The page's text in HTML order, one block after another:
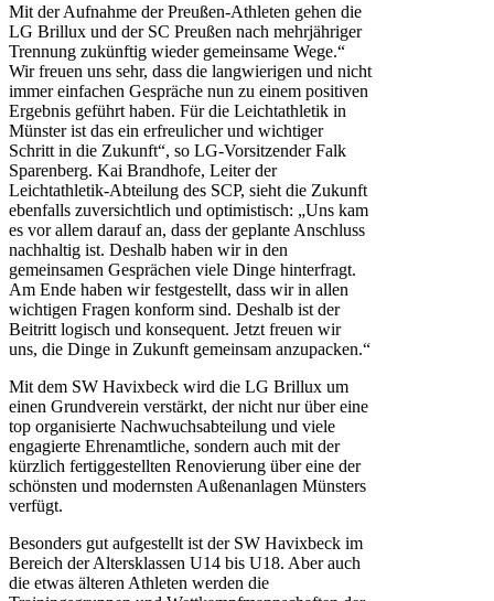
Mit der Aufnahme der Preußen-Athleten gehen die
LG Brillux und der SC Preußen nach mehrjähriger
Trennung zukünftig wieder gemeinsame Wege.“
Wir freuen uns sehr, dass die langwierigen und nicht
immer einfachen Gespräche nun zu einem positiven
Ergebnis geführt haben. Für die Leichtathletik in
Münster ist das ein erfreulicher und wichtiger
Schritt in die Zukunft“, so LG-Vorsitzender Falk
Sparenberg. Kai Brandhofe, Leiter der
Leichtathletik-Abteilung des SCP, sieht die Zukunft
ebenfalls zuversichtlich und optimistisch: „Uns kam
es vor allem darauf an, dass der geplante Anschluss
nachhaltig ist. Deshalb haben wir in den
gemeinsamen Gesprächen viele Dinge hinterfragt.
Am Ende haben wir festgestellt, dass wir in allen
wichtigen Fragen konform sind. Deshalb ist der
Beitritt logisch und konsequent. Jetzt freuen wir
uns, die Dinge in Zukunft gemeinsam anzupacken.“
Mit dem SW Havixbeck wird die LG Brillux um
einen Grundverein verstärkt, der nicht nur über eine
top organisierte Nachwuchsabteilung und viele
engagierte Ehrenamtliche, sondern auch mit der
kürzlich fertiggestellten Renovierung über eine der
schönsten und modernsten Außenanlagen Münsters
verfügt.
Besonders gut aufgestellt ist der SW Havixbeck im
Bereich der Altersklassen U14 bis U18. Aber auch
die etwas älteren Athleten werden die